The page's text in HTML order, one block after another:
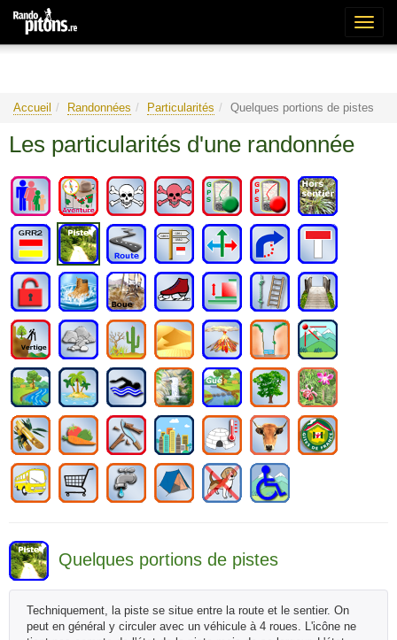
Accueil Randonnées Particularités Quelques portions de pistes
Les particularités d'une randonnée
Quelques portions de pistes
Techniquement, la piste se situe entre la route et le sentier. On
peut en général y circuler avec un véhicule à 4 roues. L'icône ne